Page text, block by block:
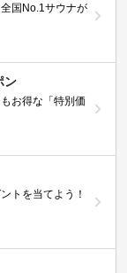
国No.1サウナが
ン
お得な「特別価
トを当てよう！